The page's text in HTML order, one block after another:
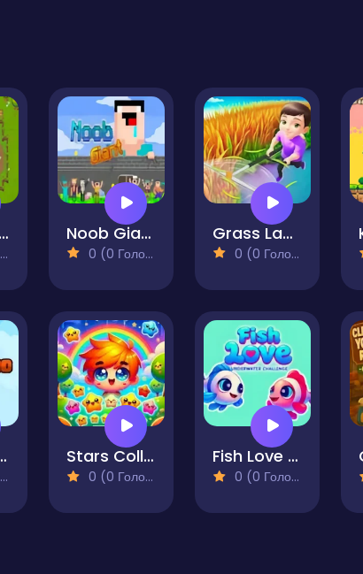
Charlotte Valley Noob Giant
0 (0 Голосів)
Grass Land
0 (0 Голосів)
Run Stars Collector
0 (0 Голосів)
Fish Love - Underwater Challenge
0 (0 Голосів)